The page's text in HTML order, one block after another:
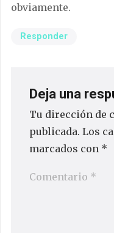
obviamente.
Responder
Deja una
Tu dirección de
publicada. Los
marcados con *